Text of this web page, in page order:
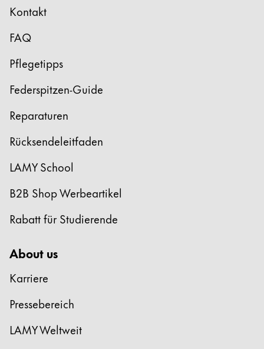
Inspiration
LAMY Community
Urban Sketchers
LAMY x Kunstpalast
Lettering Workshop
LAMY Stories
Unternehmen
Corporate Culture
Verantwortung
Pioniergeist
Karriere
LAMY School
中文
South Korea
New Zealand
English
Philippines
English
Taiwan
ไทย
Vietnam
Cambodia
EnglishKhmer
Kontakt
FAQ
Pflegetipps
Federspitzen-Guide
Reparaturen
Rücksendeleitfaden
LAMY School
B2B Shop Werbeartikel
Rabatt für Studierende
About us
Karriere
Pressebereich
LAMY Weltweit